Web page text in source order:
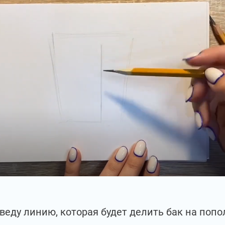
линию, которая будет делить бак на